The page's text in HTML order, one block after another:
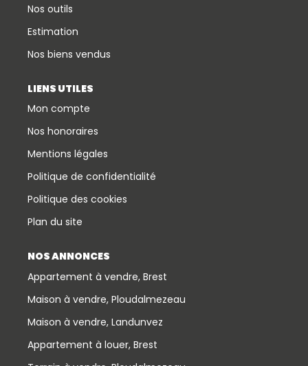
Nos outils
Estimation
Nos biens vendus
LIENS UTILES
Mon compte
Nos honoraires
Mentions légales
Politique de confidentialité
Politique des cookies
Plan du site
NOS ANNONCES
Appartement à vendre, Brest
Maison à vendre, Ploudalmezeau
Maison à vendre, Landunvez
Appartement à louer, Brest